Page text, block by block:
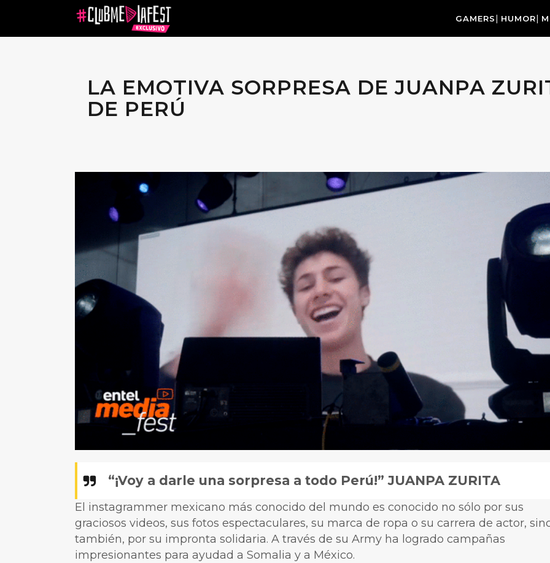
GAMERS HUMOR
LA EMOTIVA SORPRESA DE JUANPA
DE PERÚ
“¡Voy a darle una sorpresa a todo Perú!” JUANPA ZURITA
El instagrammer mexicano más conocido del mundo es conocido no sólo por sus
graciosos videos, sus fotos espectaculares, su marca de ropa o su carrera de actor,
también, por su impronta solidaria. A través de su Army ha logrado campañas
impresionantes para ayudad a Somalia y a México.